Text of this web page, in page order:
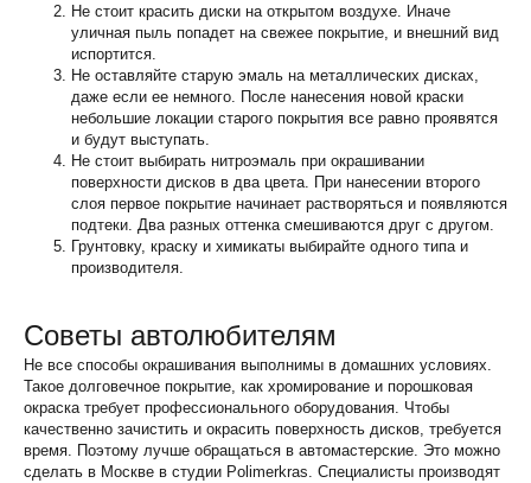
Не стоит красить диски на открытом воздухе. Иначе
уличная пыль попадет на свежее покрытие, и внешний вид
испортится.
Не оставляйте старую эмаль на металлических дисках,
даже если ее немного. После нанесения новой краски
небольшие локации старого покрытия все равно проявятся
и будут выступать.
Не стоит выбирать нитроэмаль при окрашивании
поверхности дисков в два цвета. При нанесении второго
слоя первое покрытие начинает растворяться и появляются
подтеки. Два разных оттенка смешиваются друг с другом.
Грунтовку, краску и химикаты выбирайте одного типа и
производителя.
Советы автолюбителям
Не все способы окрашивания выполнимы в домашних условиях.
Такое долговечное покрытие, как хромирование и порошковая
окраска требует профессионального оборудования. Чтобы
качественно зачистить и окрасить поверхность дисков, требуется
время. Поэтому лучше обращаться в автомастерские. Это можно
сделать в Москве в студии Polimerkras. Специалисты производят